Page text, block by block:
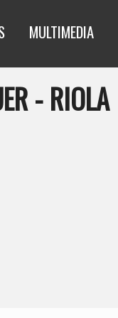
MULTIMEDIA
- RIOLA